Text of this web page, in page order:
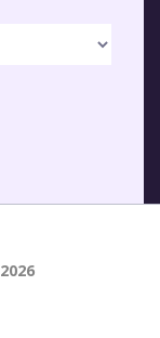
2026